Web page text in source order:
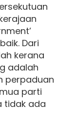
Dari
kerana
adalah
perpaduan
parti
tidak ada